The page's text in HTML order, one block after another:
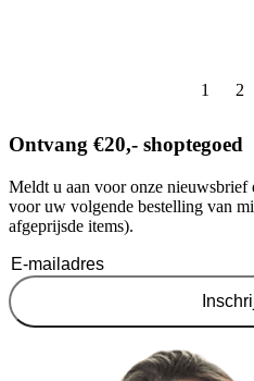
1 2
Ontvang €20,- shoptegoed
Meldt u aan voor onze nieuwsbrief
voor uw volgende bestelling van
afgeprijsde items).